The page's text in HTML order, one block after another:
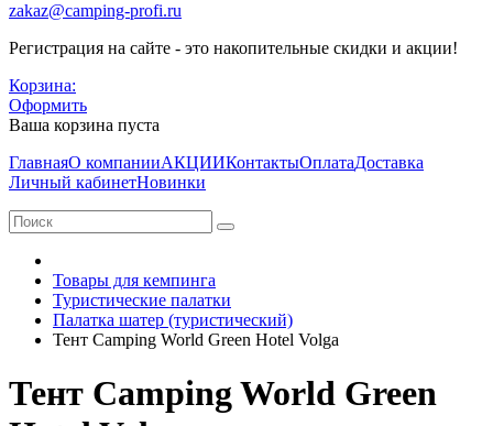
zakaz@camping-profi.ru
Регистрация на сайте - это накопительные скидки и акции!
Корзина:
Оформить
Ваша корзина пуста
ГлавнаяО компанииАКЦИИКонтактыОплатаДоставка
Личный кабинетНовинки
Товары для кемпинга
Туристические палатки
Палатка шатер (туристический)
Тент Camping World Green Hotel Volga
Тент Camping World Green